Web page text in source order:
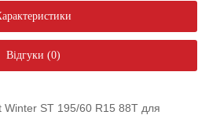
Відгуки (0)
ST 195/60 R15 88T для